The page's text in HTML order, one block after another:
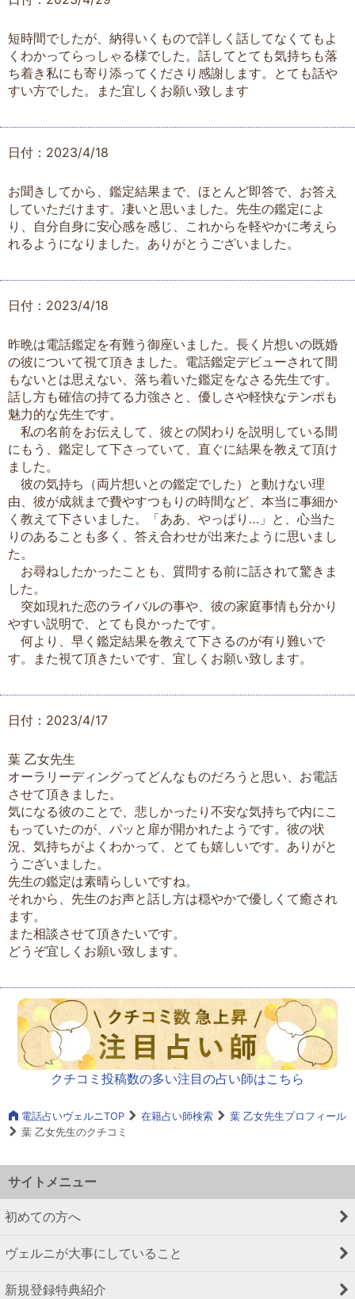
短時間でしたが、納得いくもので詳しく話してなくてもよ
くわかってらっしゃる様でした。話してとても気持ちも落
ち着き私にも寄り添ってくださり感謝します。とても話や
すい方でした。また宜しくお願い致します
日付：2023/4/18
お聞きしてから、鑑定結果まで、ほとんど即答で、お答え
していただけます。凄いと思いました。先生の鑑定によ
り、自分自身に安心感を感じ、これからを軽やかに考えら
れるようになりました。ありがとうございました。
日付：2023/4/18
昨晩は電話鑑定を有難う御座いました。長く片想いの既婚
の彼について視て頂きました。電話鑑定デビューされて間
もないとは思えない、落ち着いた鑑定をなさる先生です。
話し方も確信の持てる力強さと、優しさや軽快なテンポも
魅力的な先生です。
私の名前をお伝えして、彼との関わりを説明している間
にもう、鑑定して下さっていて、直ぐに結果を教えて頂け
ました。
彼の気持ち（両片想いとの鑑定でした）と動けない理
由、彼が成就まで費やすつもりの時間など、本当に事細か
く教えて下さいました。「ああ、やっぱり…」と、心当た
りのあることも多く、答え合わせが出来たように思いまし
た。
お尋ねしたかったことも、質問する前に話されて驚きま
した。
突如現れた恋のライバルの事や、彼の家庭事情も分かり
やすい説明で、とても良かったです。
何より、早く鑑定結果を教えて下さるのが有り難いで
す。また視て頂きたいです、宜しくお願い致します。
日付：2023/4/17
葉 乙女先生
オーラリーディングってどんなものだろうと思い、お電話
させて頂きました。
気になる彼のことで、悲しかったり不安な気持ちで内にこ
もっていたのが、パッと扉が開かれたようです。彼の状
況、気持ちがよくわかって、とても嬉しいです。ありがと
うございました。
先生の鑑定は素晴らしいですね。
それから、先生のお声と話し方は穏やかで優しくて癒され
ます。
また相談させて頂きたいです。
どうぞ宜しくお願い致します。
クチコミ投稿数の多い注目の占い師はこちら
電話占いヴェルニTOP 在籍占い師検索
葉 乙女先生プロフィール
葉 乙女先生のクチコミ
サイトメニュー
初めての方へ
ヴェルニが大事にしていること
新規登録特典紹介